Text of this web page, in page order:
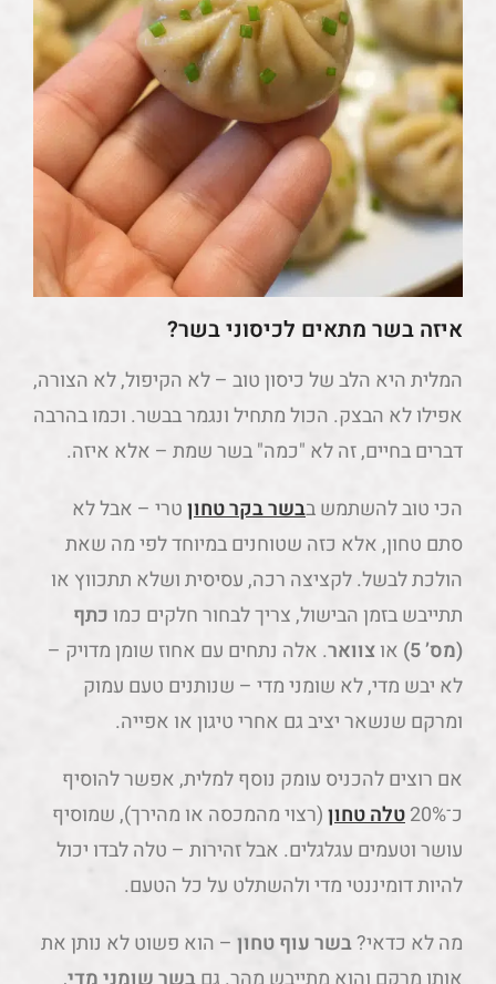
איזה בשר מתאים לכיסוני בשר?
המלית היא הלב של כיסון טוב – לא הקיפול, לא הצורה,
אפילו לא הבצק. הכול מתחיל ונגמר בבשר. וכמו בהרבה
דברים בחיים, זה לא "כמה" בשר שמת – אלא איזה.
הכי טוב להשתמש בבשר בקר טחוןטרי – אבל לא
סתם טחון, אלא כזה שטוחנים במיוחד לפי מה שאת
הולכת לבשל. לקציצה רכה, עסיסית ושלא תתכווץ או
תתייבש בזמן הבישול, צריך לבחור חלקים כמו כתף
(מס’ 5)
אוצוואר. אלה נתחים עם אחוז שומן מדויק –
לא יבש מדי, לא שומני מדי – שנותנים טעם עמוק
ומרקם שנשאר יציב גם אחרי טיגון או אפייה.
אם רוצים להכניס עומק נוסף למלית, אפשר להוסיף
כ־20%
טלה טחון(רצוי מהמכסה או מהירך), שמוסיף
עושר וטעמים עגלגלים. אבל זהירות – טלה לבדו יכול
להיות דומיננטי מדי ולהשתלט על כל הטעם.
מה לא כדאי?בשר עוף טחון – הוא פשוט לא נותן את